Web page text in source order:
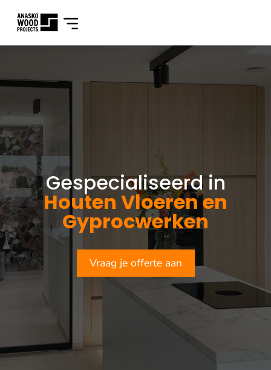
Gespecialiseerd in
Houten Vloeren en
Gyprocwerken
Vraag je offerte aan